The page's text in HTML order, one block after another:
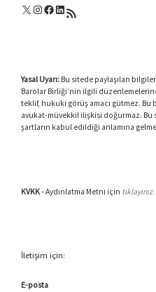
X Instagram
Facebook
LinkedIn
RSS akışı
Yasal Uyarı:Bu sitede paylaşılan
Barolar Birliği’nin ilgili
teklif, hukuki görüş amacı gütmez.
avukat-müvekkil ilişkisi doğurmaz. Bu
şartların kabul edildiği anlamına
KVKK- Aydınlatma Metni için tıklayınız.
İletişim için:
E-posta